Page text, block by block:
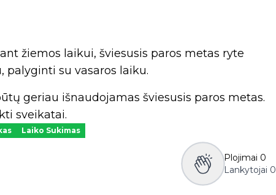
žiemos laikui, šviesusis paros metas ryte
su vasaros laiku.
geriau išnaudojamas šviesusis paros metas.
sveikatai.
Laiko Sukimas
Plojimai 0
Lankytojai 0